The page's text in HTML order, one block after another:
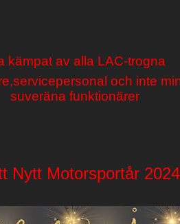
kämpat av alla LAC-trogna
och inte
suveräna funktionärer
Nytt Motorsportår 2024